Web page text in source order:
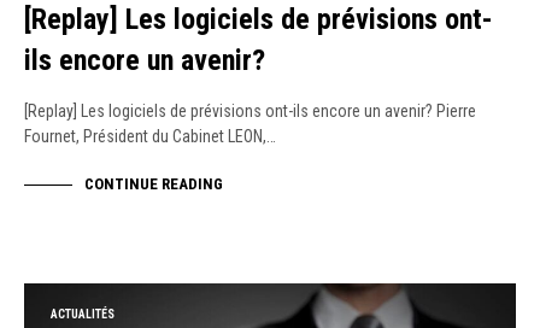
[Replay] Les logiciels de prévisions ont-
ils encore un avenir?
[Replay] Les logiciels de prévisions ont-ils encore un avenir? Pierre
Fournet, Président du Cabinet LEON,…
CONTINUE READING
ACTUALITÉS